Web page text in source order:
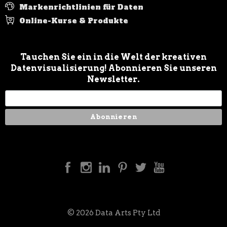
Markenrichtlinien für Daten
Online-Kurse & Produkte
Tauchen Sie ein in die Welt der kreativen
Datenvisualisierung! Abonnieren Sie unseren
Newsletter.
© 2026 Data Arts Pty Ltd